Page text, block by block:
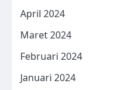
April 2024
Maret 2024
Februari 2024
Januari 2024